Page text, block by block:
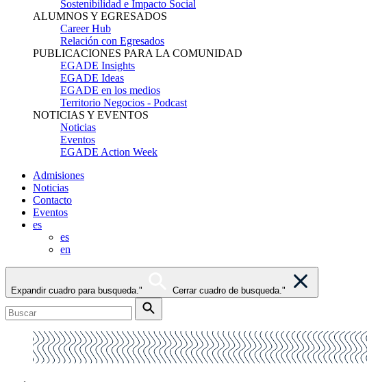
Sostenibilidad e Impacto Social
ALUMNOS Y EGRESADOS
Career Hub
Relación con Egresados
PUBLICACIONES PARA LA COMUNIDAD
EGADE Insights
EGADE Ideas
EGADE en los medios
Territorio Negocios - Podcast
NOTICIAS Y EVENTOS
Noticias
Eventos
EGADE Action Week
Admisiones
Noticias
Contacto
Eventos
es
es
en
Expandir cuadro para busqueda." Cerrar cuadro de busqueda."